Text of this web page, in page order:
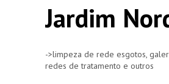
Jardim
->limpeza de rede esgotos,
redes de tratamento e outros